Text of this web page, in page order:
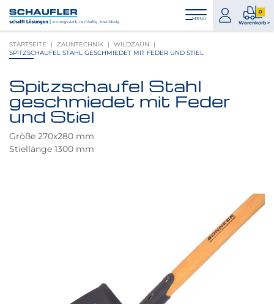
Inhalt
Hauptnavigation
Footernavigation
Logo
Schaufler
verlinkt
zur
MENÜ
zum
Konto
0
Warenkorb >
0
STARTSEITE ZAUNTECHNIK
WILDZAUN
SPITZSCHAUFEL STAHL GESCHMIEDET MIT FEDER UND STIEL
Produktbilder
überspringen
Spitzschaufel Stahl
geschmiedet mit Feder
und Stiel
Größe 270x280 mm
Stiellänge 1300 mm